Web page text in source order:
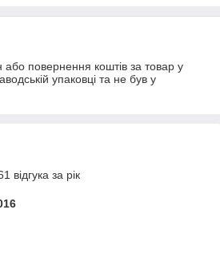
повернення коштів за товар у
упаковці та не був у
відгука за рік